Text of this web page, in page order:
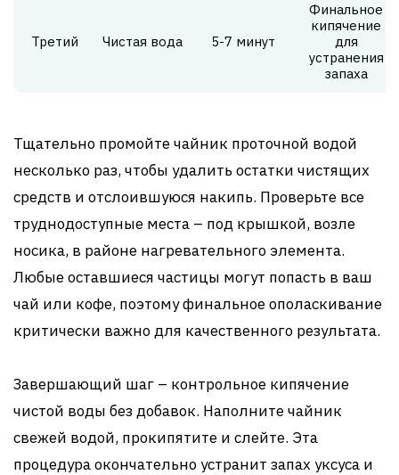
Третий Чистая вода 5-7 минут
Финальное
кипячение
для
устранения
запаха
Тщательно промойте чайник проточной водой
несколько раз, чтобы удалить остатки чистящих
средств и отслоившуюся накипь. Проверьте все
труднодоступные места – под крышкой, возле
носика, в районе нагревательного элемента.
Любые оставшиеся частицы могут попасть в ваш
чай или кофе, поэтому финальное ополаскивание
критически важно для качественного результата.
Завершающий шаг – контрольное кипячение
чистой воды без добавок. Наполните чайник
свежей водой, прокипятите и слейте. Эта
процедура окончательно устранит запах уксуса и